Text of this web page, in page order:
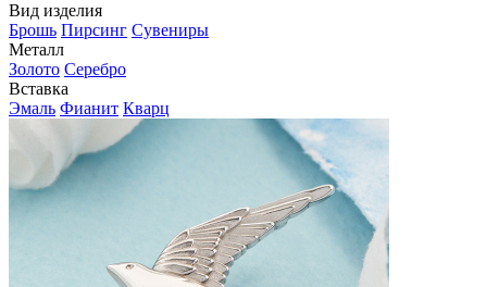
Вид изделия
Брошь Пирсинг Сувениры
Металл
Золото Серебро
Вставка
Эмаль Фианит Кварц